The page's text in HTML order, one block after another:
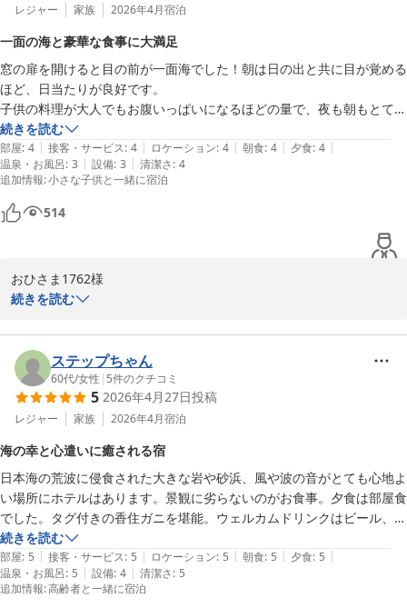
れ以上ない喜びでございます。居心地やお料理、そしてスタッフの
大変感激しております。
お客様に心からお寛ぎいただける空間を提供し続けることが、私ど
もの何よりの励みです。これからも「帰ってきた」とホッとしてい
ただけるような、心地よいおもてなしでお迎えいたします。
Yuuri様にまたお会いできる日を、スタッフ一同心よりお待ち申し
上げております。
誕生の宿 奥城崎シーサイドホテル
2026-06-09
レジャー 家族 2026年4月宿泊
一面の海と豪華な食事に大満足
窓の扉を開けると目の前が一面海でした！朝は日の出と共に目が覚める
ほど、日当たりが良好です。
子供の料理が大人でもお腹いっぱいになるほどの量で、夜も朝もとても
豪華でした！！少食の子供もたくさん食べるほど、味もとても美味しか
ったです！
続きを読む
部屋: 4 | 接客・サービス: 4 | ロケーション: 4 | 朝食: 4 | 夕食: 4 |
温泉・お風呂: 3 | 設備: 3 | 清潔さ: 4
追加情報:小さな子供と一緒に宿泊
514
おひさま1762様
びいただき、誠にありがとうございました。また、大変温かいクチ
コミとお写真まで投稿してくださり、心より感謝申し上げます。
お食事について「大満足」とお言葉をいただき、調理スタッフ一
同、大変喜んでおります。特に、普段は少食でいらっしゃるとお伺
ドは、私共にとっても一番の励みになります。
日の出の美しさは、空気の澄み渡る時期や季節によっても刻々と表
情を変えてまいります。お部屋から眺める朝の光が、おひさま1762
様のご旅行を彩る特別な思い出のひとつとなりましたら幸いです。
ぜひまた季節を変えて、この景色に会いにいらしてください。
これからも美味しいお料理と心地よいおもてなしでお迎えできるよ
続きを読む
ステップちゃん
60代/女性 | 5件のクチコミ
5 2026年4月27日投稿
レジャー 家族 2026年4月宿泊
海の幸と心遣いに癒される宿
日本海の荒波に侵食された大きな岩や砂浜、風や波の音がとても心地よ
い場所にホテルはあります。景観に劣らないのがお食事。夕食は部屋食
でした。タグ付きの香住ガニを堪能。ウェルカムドリンクはビール、日
本酒、焼酎、ジュース等、品揃えバッチリ。朝食にもお品書きが添えら
れて、スタッフの心遣いが感じられました。貸切風呂は広くて清潔でし
た。お部屋のトイレが狭かったのが少し残念。スタッフの方が「どちら
からお越しですか？」と声をかけてくださり、私達夫婦もどんどん会話
続きを読む
部屋: 5 | 接客・サービス: 5 | ロケーション: 5 | 朝食: 5 | 夕食: 5 |
温泉・お風呂: 5 | 設備: 4 | 清潔さ: 5
追加情報:高齢者と一緒に宿泊